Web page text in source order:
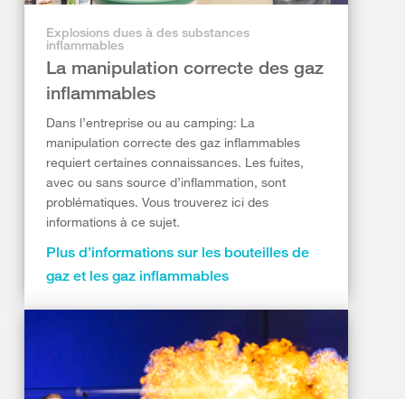
Explosions dues à des substances
inflammables
La manipulation correcte des gaz
inflammables
Dans l’entreprise ou au camping: La
manipulation correcte des gaz inflammables
requiert certaines connaissances. Les fuites,
avec ou sans source d’inflammation, sont
problématiques. Vous trouverez ici des
informations à ce sujet.
Plus d’informations sur les bouteilles de
gaz et les gaz inflammables